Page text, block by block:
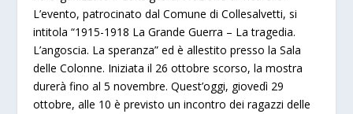
L’evento, patrocinato dal Comune di Collesalvetti, si
intitola “1915-1918 La Grande Guerra – La tragedia.
L’angoscia. La speranza” ed è allestito presso la Sala
delle Colonne. Iniziata il 26 ottobre scorso, la mostra
durerà fino al 5 novembre. Quest’oggi, giovedì 29
ottobre, alle 10 è previsto un incontro dei ragazzi delle